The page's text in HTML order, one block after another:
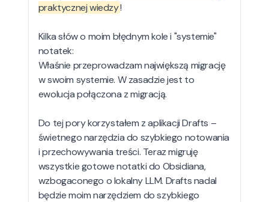
praktycznej wiedzy!
Kilka słów o moim błędnym kole i "systemie"
notatek:
Właśnie przeprowadzam największą migrację
w swoim systemie. W zasadzie jest to
ewolucja połączona z migracją.
Do tej pory korzystałem z aplikacji Drafts –
świetnego narzędzia do szybkiego notowania
i przechowywania treści. Teraz migruję
wszystkie gotowe notatki do Obsidiana,
wzbogaconego o lokalny LLM. Drafts nadal
będzie moim narzędziem do szybkiego